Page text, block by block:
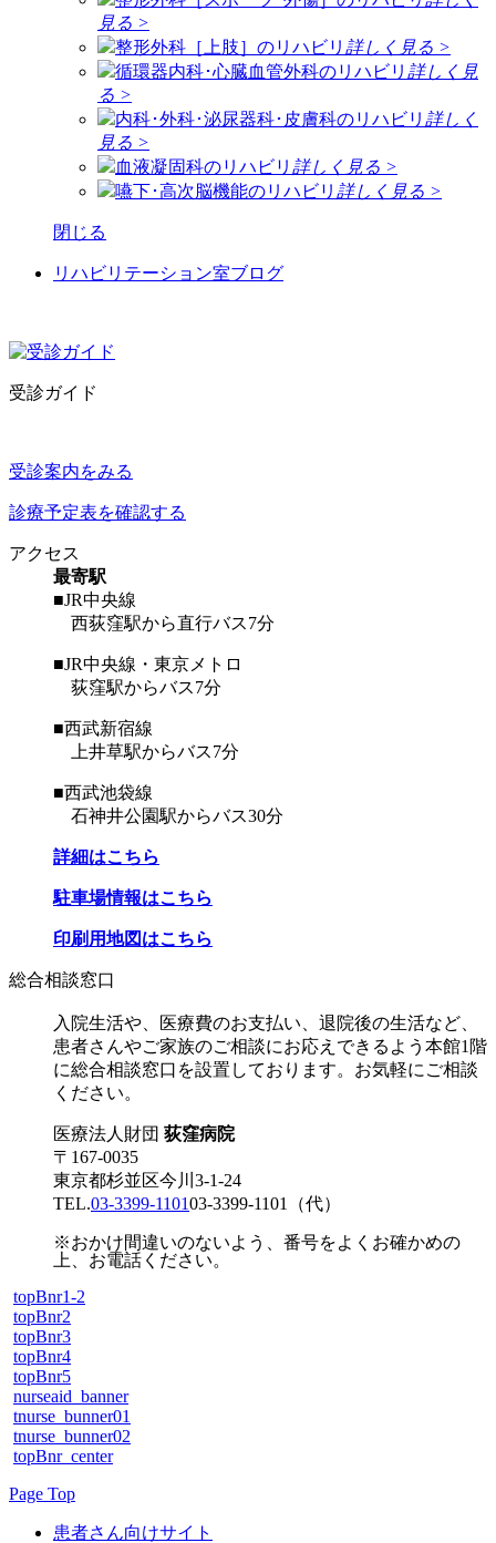
見る >
整形外科［上肢］のリハビリ 詳しく見る >
循環器内科･心臓血管外科のリハビリ 詳しく見
る >
内科･外科･泌尿器科･皮膚科のリハビリ 詳しく
見る >
血液凝固科のリハビリ 詳しく見る >
嚥下･高次脳機能のリハビリ 詳しく見る >
閉じる
リハビリテーション室ブログ
受診ガイド
受診案内をみる
診療予定表を確認する
アクセス
最寄駅
■JR中央線
西荻窪駅から直行バス7分
■JR中央線・東京メトロ
荻窪駅からバス7分
■西武新宿線
上井草駅からバス7分
■西武池袋線
石神井公園駅からバス30分
詳細はこちら
駐車場情報はこちら
印刷用地図はこちら
総合相談窓口
入院生活や、医療費のお支払い、退院後の生活など、
患者さんやご家族のご相談にお応えできるよう本館1階
に総合相談窓口を設置しております。お気軽にご相談
ください。
医療法人財団 荻窪病院
〒167-0035
東京都杉並区今川3-1-24
TEL.03-3399-110103-3399-1101 （代）
※おかけ間違いのないよう、番号をよくお確かめの
上、お電話ください。
topBnr1-2
topBnr2
topBnr3
topBnr4
topBnr5
nurseaid_banner
tnurse_bunner01
tnurse_bunner02
topBnr_center
Page Top
患者さん向けサイト